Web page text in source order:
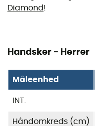
Diamond!
Handsker - Herrer
Måleenhed
INT.
Håndomkreds (cm)